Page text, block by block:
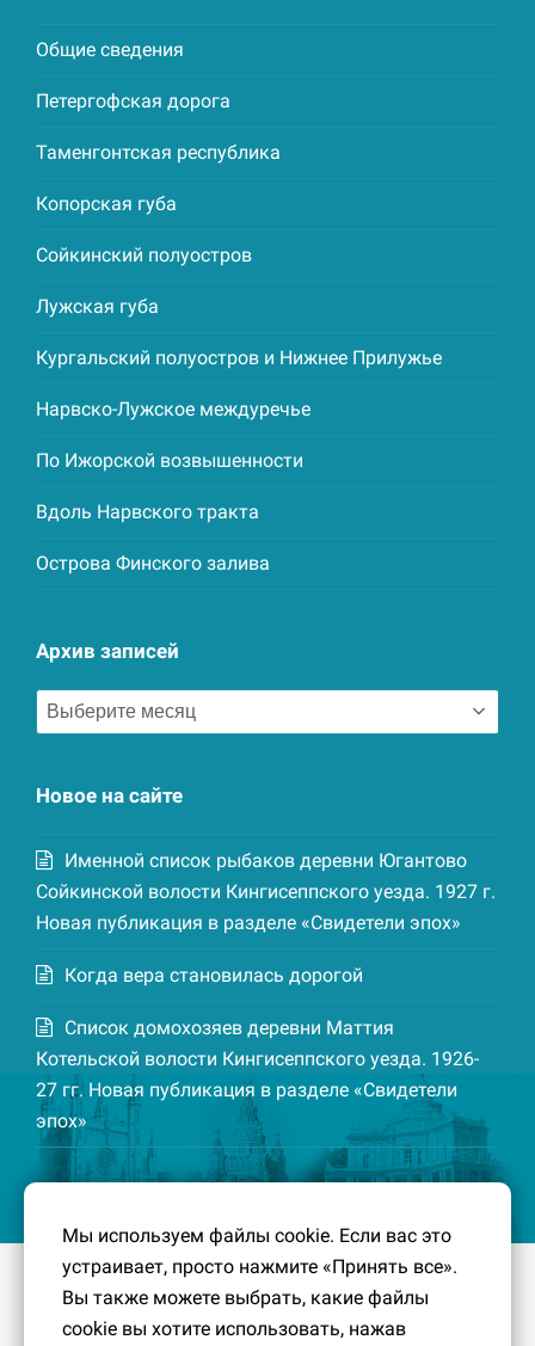
Общие сведения
Петергофская дорога
Таменгонтская республика
Копорская губа
Сойкинский полуостров
Лужская губа
Кургальский полуостров и Нижнее Прилужье
Нарвско-Лужское междуречье
По Ижорской возвышенности
Вдоль Нарвского тракта
Острова Финского залива
Архив записей
Архив
записей
Новое на сайте
Именной список рыбаков деревни Югантово
Сойкинской волости Кингисеппского уезда. 1927 г.
Новая публикация в разделе «Свидетели эпох»
Когда вера становилась дорогой
Список домохозяев деревни Маттия
Котельской волости Кингисеппского уезда. 1926-
27 гг. Новая публикация в разделе «Свидетели
эпох»
© 2016-2026 Южный берег Финского залива
– Кусочек
малой Родины, без которого трудно представить себе
историко-культурный ландшафт Петербурга и
Мы используем файлы cookie. Если вас это
устраивает, просто нажмите «Принять все».
Вы также можете выбрать, какие файлы
cookie вы хотите использовать, нажав